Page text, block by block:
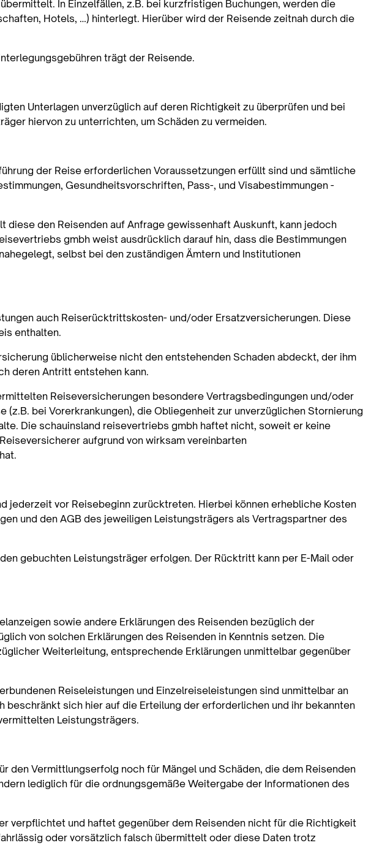
In Einzelfällen, z.B. bei kurzfristigen Buchungen, werden die
Hotels, …) hinterlegt. Hierüber wird der Reisende zeitnah durch die
trägt der Reisende.
Unterlagen unverzüglich auf deren Richtigkeit zu überprüfen und bei
hiervon zu unterrichten, um Schäden zu vermeiden.
der Reise erforderlichen Voraussetzungen erfüllt sind und sämtliche
Gesundheitsvorschriften, Pass-, und Visabestimmungen -
den Reisenden auf Anfrage gewissenhaft Auskunft, kann jedoch
gmbh weist ausdrücklich darauf hin, dass die Bestimmungen
selbst bei den zuständigen Ämtern und Institutionen
auch Reiserücktrittskosten- und/oder Ersatzversicherungen. Diese
enthalten.
üblicherweise nicht den entstehenden Schaden abdeckt, der ihm
deren Antritt entstehen kann.
Reiseversicherungen besondere Vertragsbedingungen und/oder
bei Vorerkrankungen), die Obliegenheit zur unverzüglichen Stornierung
Die schauinsland reisevertriebs gmbh haftet nicht, soweit er keine
aufgrund von wirksam vereinbarten
jederzeit vor Reisebeginn zurücktreten. Hierbei können erhebliche Kosten
und den AGB des jeweiligen Leistungsträgers als Vertragspartner des
gebuchten Leistungsträger erfolgen. Der Rücktritt kann per E-Mail oder
sowie andere Erklärungen des Reisenden bezüglich der
von solchen Erklärungen des Reisenden in Kenntnis setzen. Die
Weiterleitung, entsprechende Erklärungen unmittelbar gegenüber
Reiseleistungen und Einzelreiseleistungen sind unmittelbar an
sich hier auf die Erteilung der erforderlichen und ihr bekannten
Leistungsträgers.
Vermittlungserfolg noch für Mängel und Schäden, die dem Reisenden
lediglich für die ordnungsgemäße Weitergabe der Informationen des
verpflichtet und haftet gegenüber dem Reisenden nicht für die Richtigkeit
oder vorsätzlich falsch übermittelt oder diese Daten trotz